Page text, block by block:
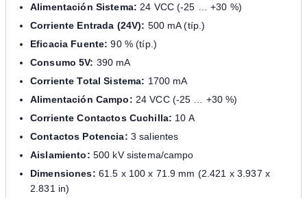
Alimentación Sistema: 24 VCC (-25 … +30 %)
Corriente Entrada (24V): 500 mA (típ.)
Eficacia Fuente: 90 % (típ.)
Consumo 5V: 390 mA
Corriente Total Sistema: 1700 mA
Alimentación Campo: 24 VCC (-25 … +30 %)
Corriente Contactos Cuchilla: 10 A
Contactos Potencia: 3 salientes
Aislamiento: 500 kV sistema/campo
Dimensiones: 61.5 x 100 x 71.9 mm (2.421 x 3.937 x
2.831 in)